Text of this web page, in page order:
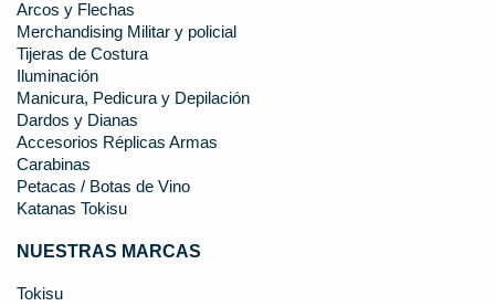
Arcos y Flechas
Merchandising Militar y policial
Tijeras de Costura
Iluminación
Manicura, Pedicura y Depilación
Dardos y Dianas
Accesorios Réplicas Armas
Carabinas
Petacas / Botas de Vino
Katanas Tokisu
NUESTRAS MARCAS
Tokisu